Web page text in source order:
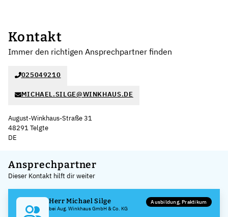
Kontakt
Immer den richtigen Ansprechpartner finden
025049210
MICHAEL.SILGE@WINKHAUS.DE
August-Winkhaus-Straße 31
48291 Telgte
DE
+
−
Ansprechpartner
Dieser Kontakt hilft dir weiter
Herr Michael Silge
bei Aug. Winkhaus GmbH & Co. KG
Ausbildung, Praktikum